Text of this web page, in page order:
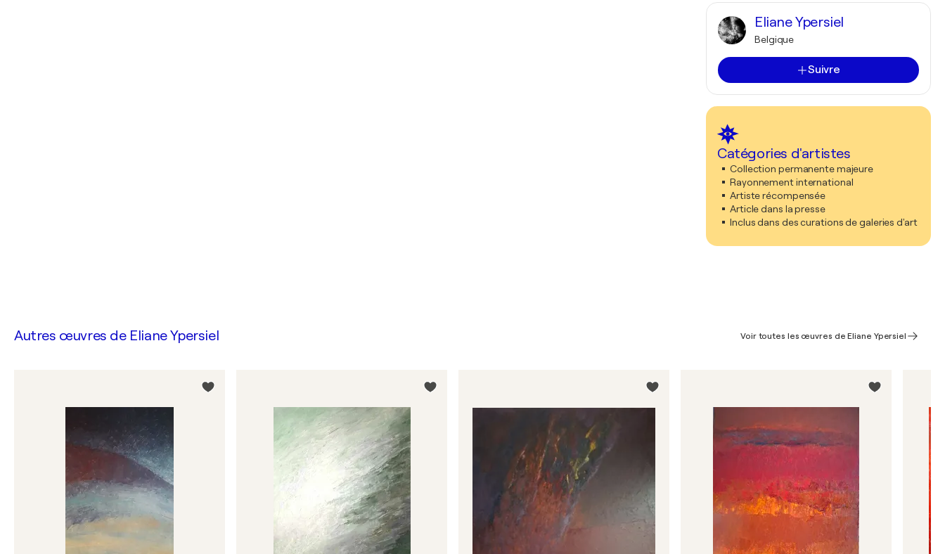
Eliane Ypersiel
Belgique
Suivre
Catégories d'artistes
Collection permanente majeure
Rayonnement international
Artiste récompensée
Article dans la presse
Inclus dans des curations de galeries d'art
Autres œuvres de Eliane Ypersiel Voir toutes les œuvres de Eliane Ypersiel